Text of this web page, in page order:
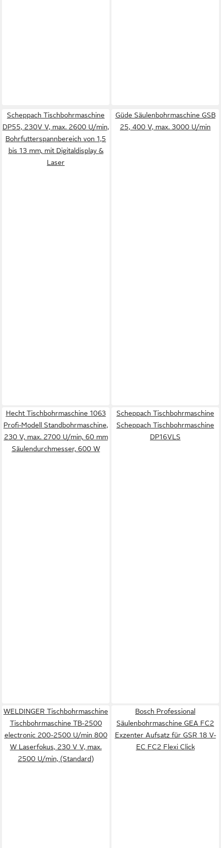
Scheppach Tischbohrmaschine
DP55, 230V V, max. 2600 U/min,
Bohrfutterspannbereich von 1,5
bis 13 mm, mit Digitaldisplay &
Laser
Güde Säulenbohrmaschine GSB
25, 400 V, max. 3000 U/min
Hecht Tischbohrmaschine 1063
Profi-Modell Standbohrmaschine,
230 V, max. 2700 U/min, 60 mm
Säulendurchmesser, 600 W
Scheppach Tischbohrmaschine
Scheppach Tischbohrmaschine
DP16VLS
WELDINGER Tischbohrmaschine
Tischbohrmaschine TB-2500
electronic 200-2500 U/min 800
W Laserfokus, 230 V V, max.
2500 U/min, (Standard)
Bosch Professional
Säulenbohrmaschine GEA FC2
Exzenter Aufsatz für GSR 18 V-
EC FC2 Flexi Click